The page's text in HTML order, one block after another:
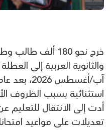
خرج نحو 180 ألف
آب/أغسطس
استثنائية بسبب الظروف
أدت إلى الانتقال للتعليم
تعديلات على مواعيد